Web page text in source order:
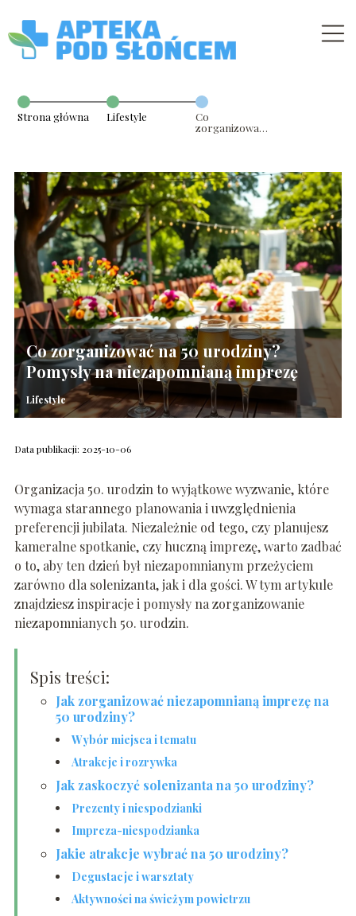
Strona główna Lifestyle
Co
zorganizować
imprezę
Co zorganizować na 50 urodziny?
Pomysły na niezapomnianą imprezę
Lifestyle
Data publikacji: 2025-10-06
Organizacja 50. urodzin to wyjątkowe wyzwanie, które
wymaga starannego planowania i uwzględnienia
preferencji jubilata. Niezależnie od tego, czy planujesz
kameralne spotkanie, czy huczną imprezę, warto zadbać
o to, aby ten dzień był niezapomnianym przeżyciem
zarówno dla solenizanta, jak i dla gości. W tym artykule
znajdziesz inspiracje i pomysły na zorganizowanie
niezapomnianych 50. urodzin.
Spis treści:
Jak zorganizować niezapomnianą imprezę na
50 urodziny?
Wybór miejsca i tematu
Atrakcje i rozrywka
Jak zaskoczyć solenizanta na 50 urodziny?
Prezenty i niespodzianki
Impreza-niespodzianka
Jakie atrakcje wybrać na 50 urodziny?
Degustacje i warsztaty
Aktywności na świeżym powietrzu